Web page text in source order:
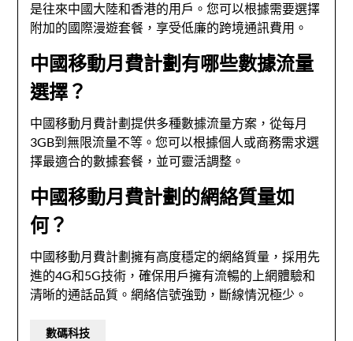
是往來中國大陸和香港的用戶。您可以根據需要選擇
附加的國際漫遊套餐，享受低廉的跨境通訊費用。
中國移動月費計劃有哪些數據流量
選擇？
中國移動月費計劃提供多種數據流量方案，從每月
3GB到無限流量不等。您可以根據個人或商務需求選
擇最適合的數據套餐，並可靈活調整。
中國移動月費計劃的網絡質量如
何？
中國移動月費計劃擁有高度穩定的網絡質量，採用先
進的4G和5G技術，確保用戶擁有流暢的上網體驗和
清晰的通話品質。網絡信號強勁，斷線情況極少。
數碼科技